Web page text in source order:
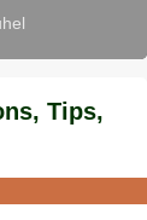
Tips,